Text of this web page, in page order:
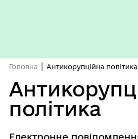
Головна Антикорупційна політика
політика
Електронне